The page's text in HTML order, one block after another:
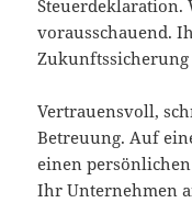
Steuerdeklaration.
vorausschauend.
Vertrauensvoll,
Betreuung. Auf
einen
Ihr Unternehmen